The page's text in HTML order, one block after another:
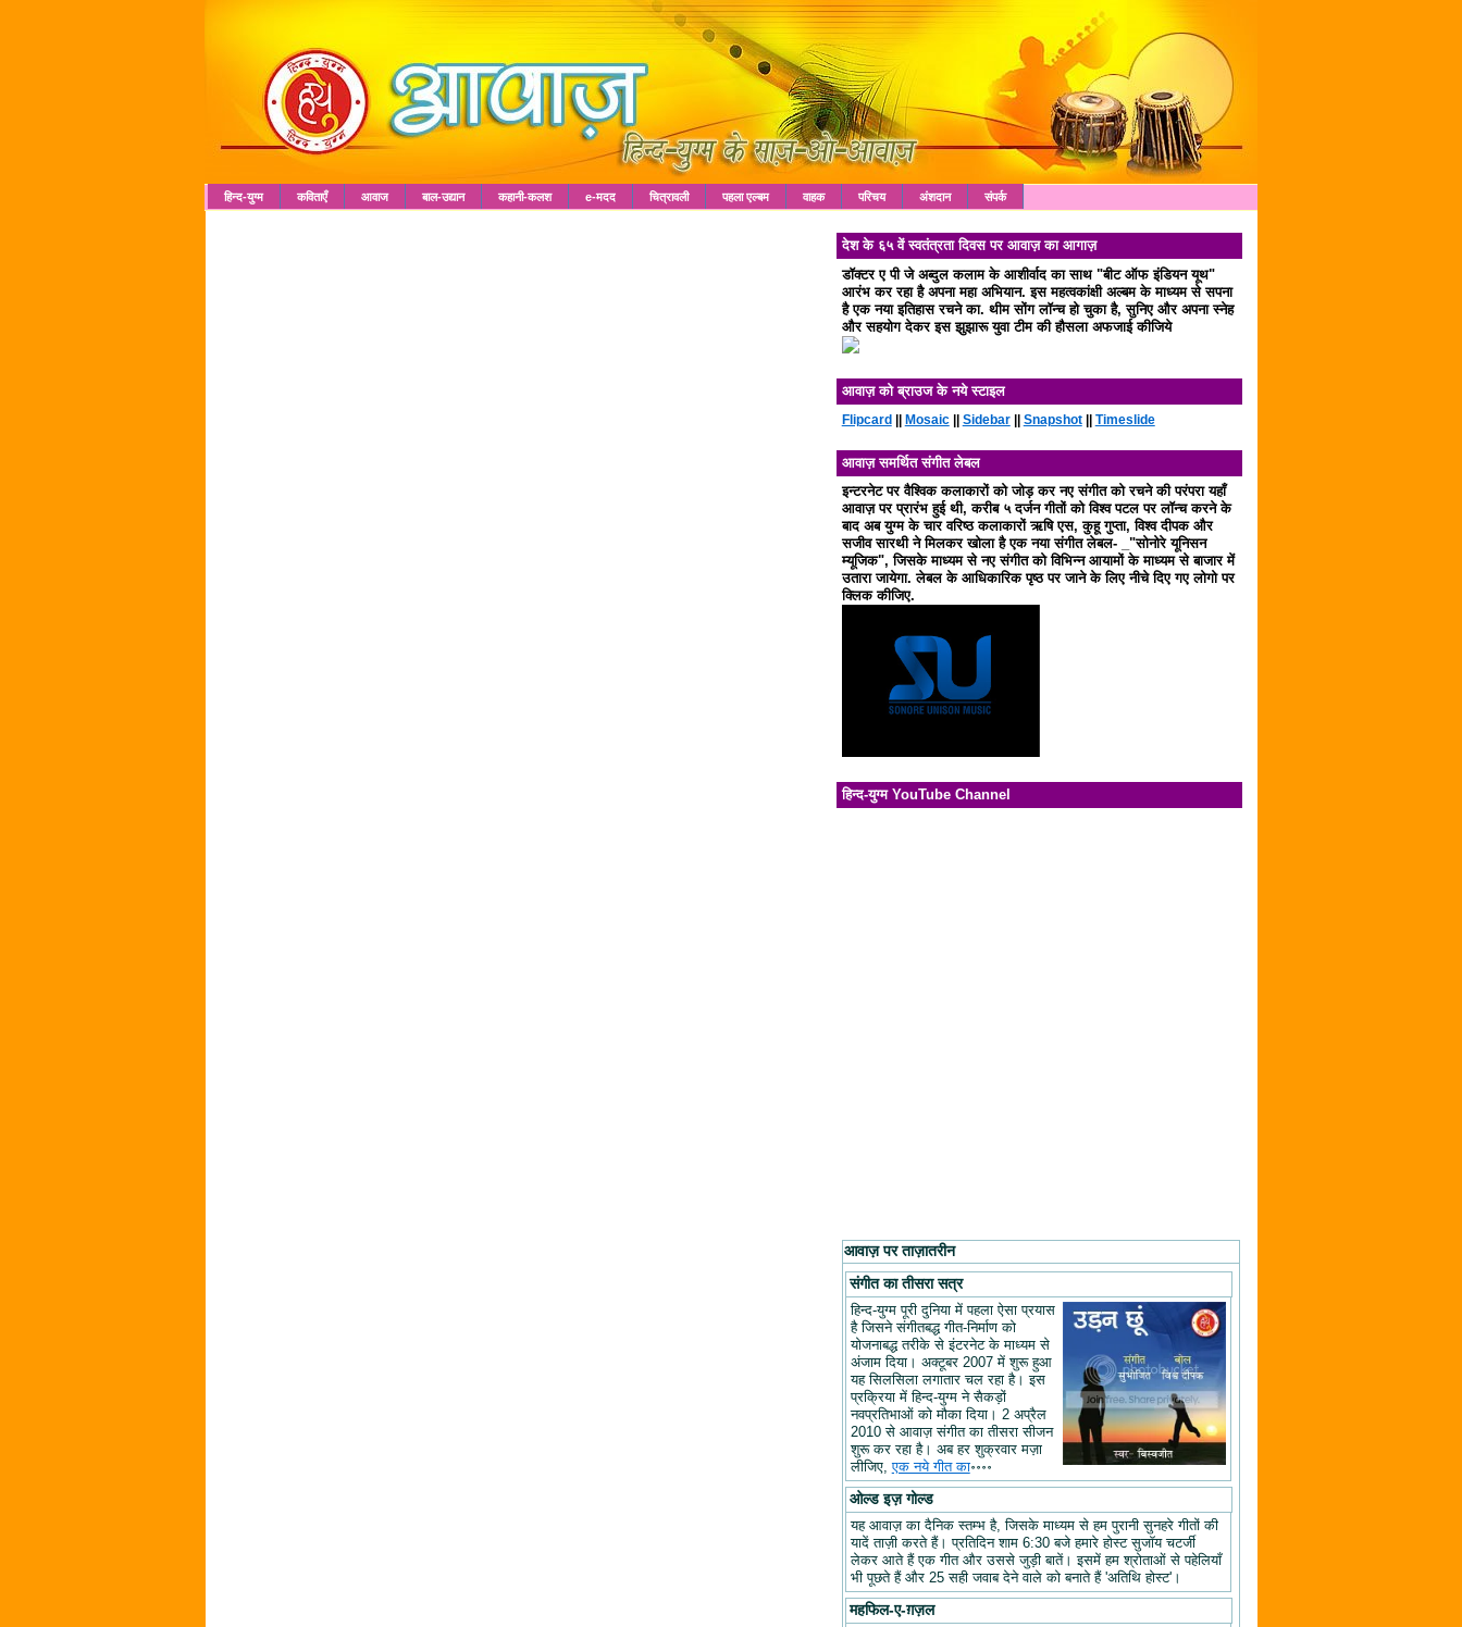
हिन्द-युग्म कविताएँ आवाज बाल-उद्यान कहानी-कलश e-मदद चित्रावली पहला एल्बम वाहक परिचय अंशदान संपर्क
देश के ६५ वें स्वतंत्रता दिवस पर आवाज़ का आगाज़
डॉक्टर ए पी जे अब्दुल कलाम के आशीर्वाद का साथ "बीट ऑफ इंडियन यूथ"
आरंभ कर रहा है अपना महा अभियान. इस महत्वकांक्षी अल्बम के माध्यम से सपना
है एक नया इतिहास रचने का. थीम सोंग लॉन्च हो चुका है, सुनिए और अपना स्नेह
और सहयोग देकर इस झुझारू युवा टीम की हौसला अफजाई कीजिये
आवाज़ को ब्राउज के नये स्टाइल
Flipcard Mosaic|| Sidebar|| Snapshot|| Timeslide
आवाज़ समर्थित संगीत लेबल
इन्टरनेट पर वैश्विक कलाकारों को जोड़ कर नए संगीत को रचने की परंपरा यहाँ
आवाज़ पर प्रारंभ हुई थी, करीब ५ दर्जन गीतों को विश्व पटल पर लॉन्च करने के
बाद अब युग्म के चार वरिष्ठ कलाकारों ऋषि एस, कुहू गुप्ता, विश्व दीपक और
सजीव सारथी ने मिलकर खोला है एक नया संगीत लेबल- _"सोनोरे यूनिसन
म्यूजिक", जिसके माध्यम से नए संगीत को विभिन्न आयामों के माध्यम से बाजार में
उतारा जायेगा. लेबल के आधिकारिक पृष्ठ पर जाने के लिए नीचे दिए गए लोगो पर
क्लिक कीजिए.
हिन्द-युग्म YouTube Channel
आवाज़ पर ताज़ातरीन
संगीत का तीसरा सत्र
हिन्द-युग्म पूरी दुनिया में पहला ऐसा प्रयास
है जिसने संगीतबद्ध गीत-निर्माण को
योजनाबद्ध तरीके से इंटरनेट के माध्यम से
अंजाम दिया। अक्टूबर 2007 में शुरू हुआ
यह सिलसिला लगातार चल रहा है। इस
प्रक्रिया में हिन्द-युग्म ने सैकड़ों
नवप्रतिभाओं को मौका दिया। 2 अप्रैल
2010 से आवाज़ संगीत का तीसरा सीजन
शुरू कर रहा है। अब हर शुक्रवार मज़ा
लीजिए,एक नये गीत का॰॰॰॰
ओल्ड इज़ गोल्ड
यह आवाज़ का दैनिक स्तम्भ है, जिसके माध्यम से हम पुरानी सुनहरे गीतों की
यादें ताज़ी करते हैं। प्रतिदिन शाम 6:30 बजे हमारे होस्ट सुजॉय चटर्जी
लेकर आते हैं एक गीत और उससे जुड़ी बातें। इसमें हम श्रोताओं से पहेलियाँ
भी पूछते हैं और 25 सही जवाब देने वाले को बनाते हैं 'अतिथि होस्ट'।
महफिल-ए-ग़ज़ल